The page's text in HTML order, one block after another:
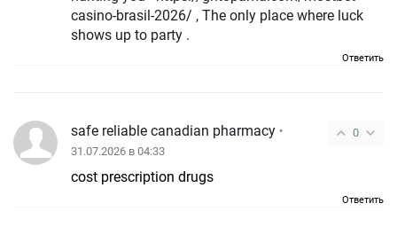
casino-brasil-2026/ , The only place where luck
shows up to party .
Ответить
0
safe reliable canadian pharmacy •
31.07.2026 в 04:33
cost prescription drugs
Ответить